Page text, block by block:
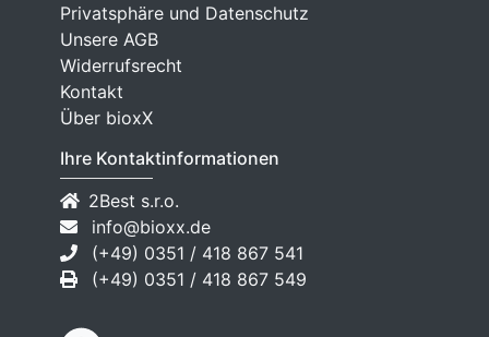
Privatsphäre und Datenschutz
Unsere AGB
Widerrufsrecht
Kontakt
Über bioxX
Ihre Kontaktinformationen
2Best s.r.o.
info@bioxx.de
(+49) 0351 / 418 867 541
(+49) 0351 / 418 867 549